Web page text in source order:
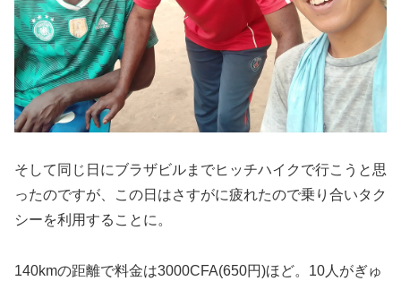
そして同じ日にブラザビルまでヒッチハイクで行こうと思
ったのですが、この日はさすがに疲れたので乗り合いタク
シーを利用することに。
140kmの距離で料金は3000CFA(650円)ほど。10人がぎゅ